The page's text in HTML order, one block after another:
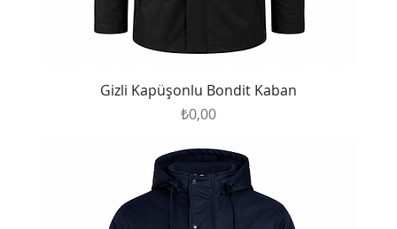
Gizli Kapüşonlu Bondit Kaban
Fiyat
₺0,00